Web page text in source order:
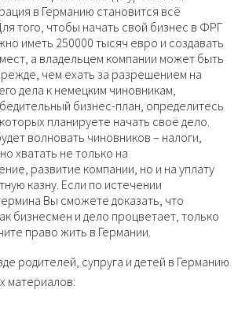
в Германию становится всё
того, чтобы начать свой бизнес в ФРГ
иметь 250000 тысяч евро и создавать
а владельцем компании может быть
чем ехать за разрешением на
дела к немецким чиновникам,
бизнес-план, определитесь
планируете начать своё дело.
волновать чиновников – налоги,
хватать не только на
развитие компании, но и на уплату
казну. Если по истечении
Вы сможете доказать, что
бизнесмен и дело процветает, только
право жить в Германии.
родителей, супруга и детей в Германию
материалов: